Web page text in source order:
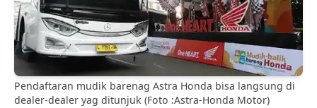
Pendaftaran mudik barenag Astra Honda bisa langsung di
dealer-dealer yag ditunjuk (Foto :Astra-Honda Motor)